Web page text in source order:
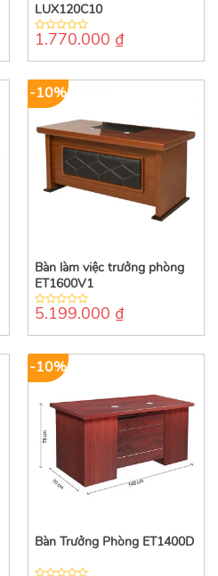
LUX120C10
0
of
1.770.000 ₫
-10%
Bàn làm việc trưởng phòng
ET1600V1
0
of
5.199.000 ₫
-10%
Bàn Trưởng Phòng ET1400D